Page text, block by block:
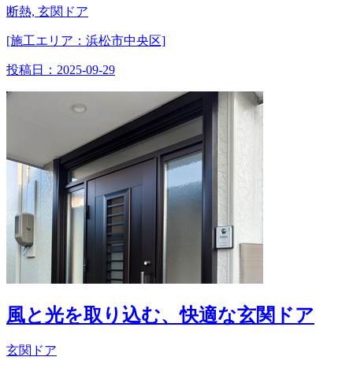
断熱, 玄関ドア
[施工エリア：浜松市中央区]
投稿日： 2025-09-29
風と光を取り込む、快適な玄関ドア
玄関ドア